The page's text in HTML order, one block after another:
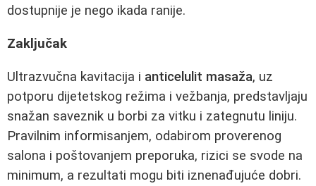
dostupnije je nego ikada ranije.
Zaključak
Ultrazvučna kavitacija i anticelulit masaža, uz
potporu dijetetskog režima i vežbanja, predstavljaju
snažan saveznik u borbi za vitku i zategnutu liniju.
Pravilnim informisanjem, odabirom proverenog
salona i poštovanjem preporuka, rizici se svode na
minimum, a rezultati mogu biti iznenađujuće dobri.